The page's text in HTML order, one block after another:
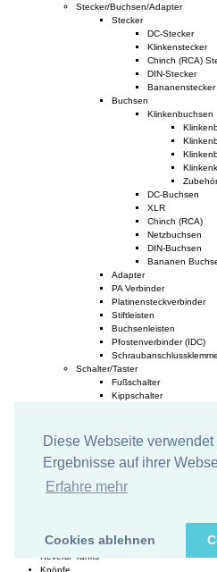
Diese Webseite
Ergebnisse auf ihrer
Erfahre mehr
Cookies ablehnen
Stecker/Buchsen/Adapter
Stecker
DC-Stecker
Klinkenstecker
Chinch (RCA)
DIN-Stecker
Bananenstecker
Buchsen
Klinkenbuchsen
Zubehör
DC-Buchsen
XLR
Chinch (RCA)
Netzbuchsen
DIN-Buchsen
Bananen
Adapter
PA Verbinder
Platinensteckverbinder
Stiftleisten
Buchsenleisten
Pfostenverbinder (IDC)
Schalter/Taster
Fußschalter
Kippschalter
Schiebeschalter
Wippschalter
Taster
Zubehör
Reverb/ Tanks